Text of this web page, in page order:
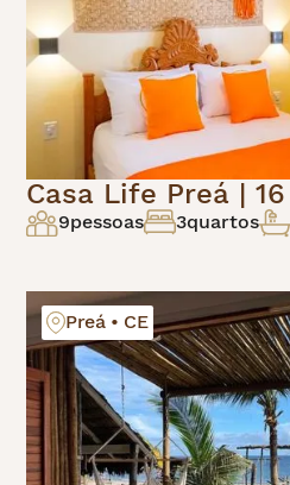
Casa Life Preá | 16
9pessoas 3quartos
Preá • CE